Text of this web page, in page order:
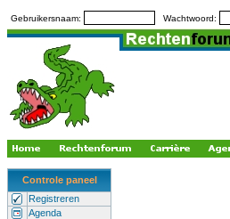
Gebruikersnaam: Wachtwoord:
Controle paneel
Registreren
Agenda